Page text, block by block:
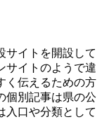
サイトを開設して
サイトのようで違
く伝えるための方
個別記事は県の公
入口や分類として